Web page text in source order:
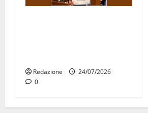
Redazione
24/07/2026
0